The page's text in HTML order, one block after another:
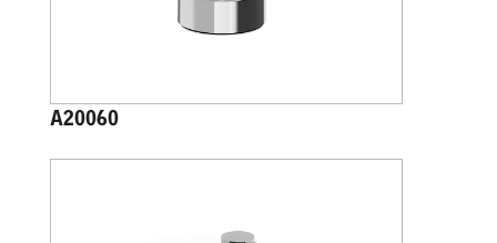
A20060